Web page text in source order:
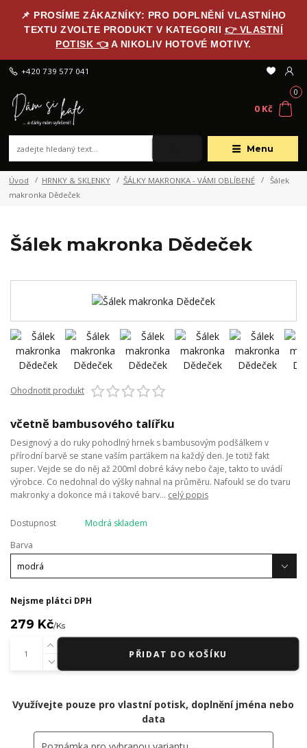
📌 PROSÍME ZÁKAZNÍKY: PRO DOPLNĚNÍ VLASTNÍHO
TEXTU ZVOLTE PRODUKT V KATEGORII 👉 VLASTNÍ
POTISK 👈 A NIKOLIV HOTOVÉ MOTIVY.
Menu
+420 739 577 041
0
0 Kč
Úvod HRNKY & SKLENKY ŠÁLKY MAKRONKA - VÁMI OBLÍBENÉ
Šálek
makronka Dědeček
Šálek makronka Dědeček
Ohodnotit produkt
včetně bambusového talířku
Designový a do ruky pohodlný hrnek s bambusovým podšálkem v
přírodní barvě se stane vaším parťákem na každý den. Je totiž fakt
super. Vejde se do něj až 200ml dobré kávy nebo čaje, takto to uvádí
výrobce. Co nedohnal do výšky nahnal na průměru. Nafoukl se do tvaru
makronky a dokonce má i takové barv... celý popis
Dostupnost
Modrá skladem
Barva
Nejsme plátci DPH
279 Kč/Ks
PŘIDAT DO KOŠÍKU
Využívejte pouze pro vlastní potisk, doplnění jména nebo
data